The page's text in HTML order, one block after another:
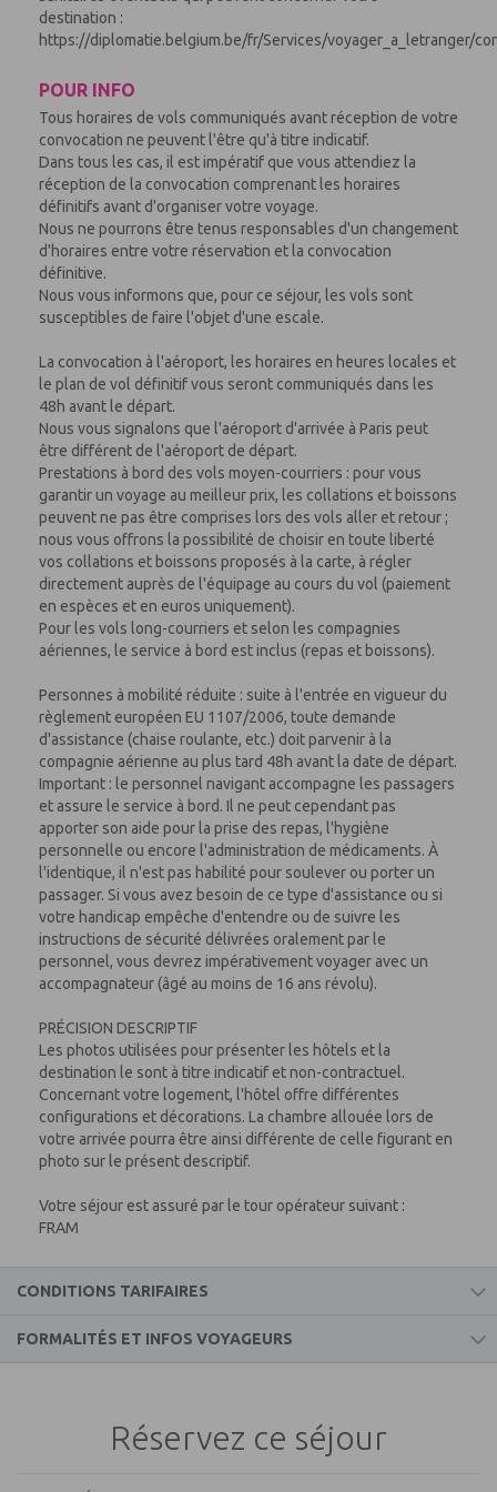
destination :
https://diplomatie.belgium.be/fr/Services/voyager_a_letranger/
POUR INFO
Tous horaires de vols communiqués avant réception de votre
convocation ne peuvent l'être qu'à titre indicatif.
Dans tous les cas, il est impératif que vous attendiez la
réception de la convocation comprenant les horaires
définitifs avant d'organiser votre voyage.
Nous ne pourrons être tenus responsables d'un changement
d'horaires entre votre réservation et la convocation
définitive.
Nous vous informons que, pour ce séjour, les vols sont
susceptibles de faire l'objet d'une escale.
La convocation à l'aéroport, les horaires en heures locales et
le plan de vol définitif vous seront communiqués dans les
48h avant le départ.
Nous vous signalons que l'aéroport d'arrivée à Paris peut
être différent de l'aéroport de départ.
Prestations à bord des vols moyen-courriers : pour vous
garantir un voyage au meilleur prix, les collations et boissons
peuvent ne pas être comprises lors des vols aller et retour ;
nous vous offrons la possibilité de choisir en toute liberté
vos collations et boissons proposés à la carte, à régler
directement auprès de l'équipage au cours du vol (paiement
en espèces et en euros uniquement).
Pour les vols long-courriers et selon les compagnies
aériennes, le service à bord est inclus (repas et boissons).
Personnes à mobilité réduite : suite à l'entrée en vigueur du
règlement européen EU 1107/2006, toute demande
d'assistance (chaise roulante, etc.) doit parvenir à la
compagnie aérienne au plus tard 48h avant la date de départ.
Important : le personnel navigant accompagne les passagers
et assure le service à bord. Il ne peut cependant pas
apporter son aide pour la prise des repas, l'hygiène
personnelle ou encore l'administration de médicaments. À
l'identique, il n'est pas habilité pour soulever ou porter un
passager. Si vous avez besoin de ce type d'assistance ou si
votre handicap empêche d'entendre ou de suivre les
instructions de sécurité délivrées oralement par le
personnel, vous devrez impérativement voyager avec un
accompagnateur (âgé au moins de 16 ans révolu).
PRÉCISION DESCRIPTIF
Les photos utilisées pour présenter les hôtels et la
destination le sont à titre indicatif et non-contractuel.
Concernant votre logement, l'hôtel offre différentes
configurations et décorations. La chambre allouée lors de
votre arrivée pourra être ainsi différente de celle figurant en
photo sur le présent descriptif.
Votre séjour est assuré par le tour opérateur suivant :
FRAM
CONDITIONS TARIFAIRES
Le forfait taxes et redevances des aéroports.
L'accueil à l'arrivée.
FORMALITÉS ET INFOS VOYAGEURS
Réservez ce séjour